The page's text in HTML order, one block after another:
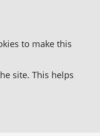
to make this
site. This helps